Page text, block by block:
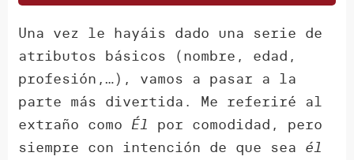
Una vez le hayáis dado una serie de
atributos básicos (nombre, edad,
profesión,…), vamos a pasar a la
parte más divertida. Me referiré al
extraño como Él
por comodidad, pero
siempre con intención de que sea él